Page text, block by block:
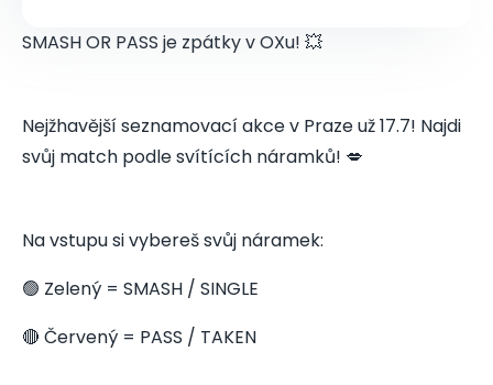
SMASH OR PASS je zpátky v OXu! 💥
Nejžhavější seznamovací akce v Praze už 17.7! Najdi
svůj match podle svítících náramků! 💋
Na vstupu si vybereš svůj náramek:
🟢 Zelený = SMASH / SINGLE
🔴 Červený = PASS / TAKEN